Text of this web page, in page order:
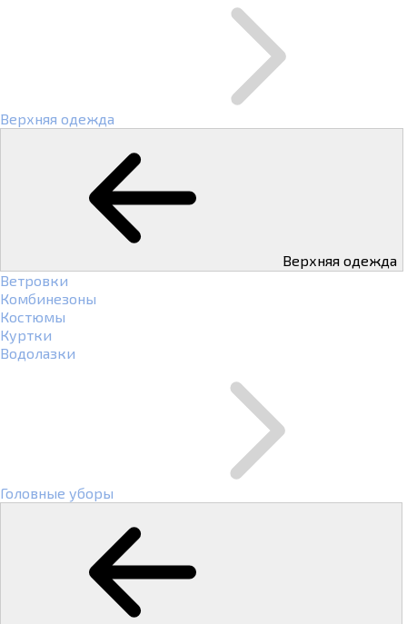
Верхняя одежда
Верхняя одежда
Ветровки
Комбинезоны
Костюмы
Куртки
Водолазки
Головные уборы